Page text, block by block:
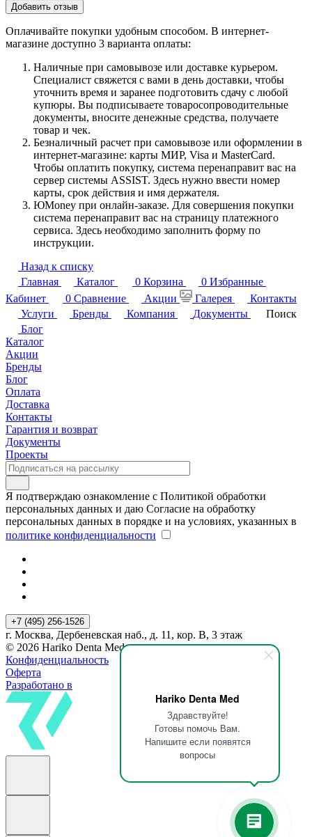
Hariko Denta Med
Здравствуйте!
Готовы помочь Вам.
Напишите если появятся
вопросы
Добавить отзыв
Оплачивайте покупки удобным способом. В интернет-
магазине доступно 3 варианта оплаты:
Наличные при самовывозе или доставке курьером.
Специалист свяжется с вами в день доставки, чтобы
уточнить время и заранее подготовить сдачу с любой
купюры. Вы подписываете товаросопроводительные
документы, вносите денежные средства, получаете
товар и чек.
Безналичный расчет при самовывозе или оформлении в
интернет-магазине: карты МИР, Visa и MasterCard.
Чтобы оплатить покупку, система перенаправит вас на
сервер системы ASSIST. Здесь нужно ввести номер
карты, срок действия и имя держателя.
ЮMoney при онлайн-заказе. Для совершения покупки
система перенаправит вас на страницу платежного
сервиса. Здесь необходимо заполнить форму по
инструкции.
Назад к списку
Главная
Каталог 0 Корзина 0 Избранные
Кабинет
0 Сравнение Акции Галерея
Контакты
Услуги
Бренды Компания Документы
Поиск
Блог
Каталог
Акции
Бренды
Блог
Оплата
Доставка
Контакты
Гарантия и возврат
Документы
Проекты
Я подтверждаю ознакомление с Политикой обработки
персональных данных и даю Согласие на обработку
персональных данных в порядке и на условиях, указанных в
политике конфиденциальности
+7 (495) 256-1526
г. Москва, Дербеневская наб., д. 11, кор. В, 3 этаж
© 2026 Hariko Denta Med
Конфиденциальность
Оферта
Разработано в